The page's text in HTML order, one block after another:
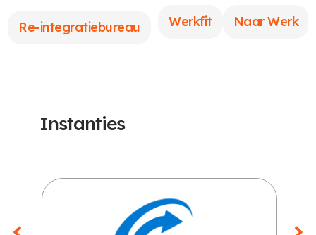
Re-integratiebureau Werkfit Naar Werk
Instanties